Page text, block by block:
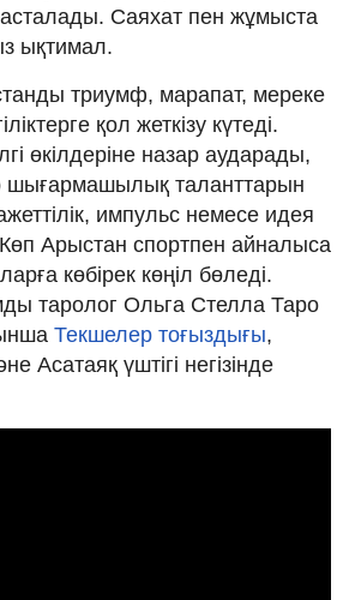
Саяхат пен жұмыста
ықтимал.
триумф, марапат, мереке
қол жеткізу күтеді.
өкілдеріне назар аударады,
таланттарын
импульс немесе идея
Арыстан спортпен айналыса
көбірек көңіл бөледі.
таролог Ольга Стелла Таро
Текшелер тоғыздығы,
Асатаяқ үштігі негізінде